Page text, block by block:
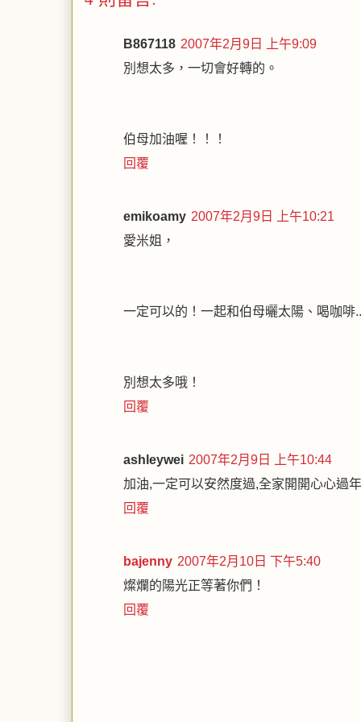
B867118 2007年2月9日 上午9:09
別想太多，一切會好轉的。
伯母加油喔！！！
回覆
emikoamy 2007年2月9日 上午10:21
愛米姐，
一定可以的！一起和伯母曬太陽、喝咖啡
別想太多哦！
回覆
ashleywei 2007年2月9日 上午10:44
加油,一定可以安然度過,全家開開心心過
回覆
bajenny 2007年2月10日 下午5:40
燦爛的陽光正等著你們！
回覆